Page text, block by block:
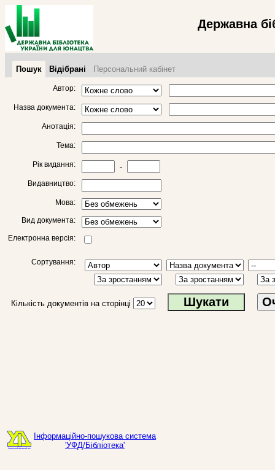
Державна
Пошук Відібрані Персональний кабінет
Автор:
Назва документа:
Анотація:
Тема:
Рік видання: -
Видавництво:
Мова:
Вид документа:
Електронна версія:
Сортування:
Кількість документів на сторінці
Інформаційно-пошукова система
'УФД/Бібліотека'